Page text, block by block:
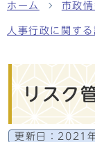
ホーム 市政情
人事行政に関す
リスク
更新日： 2021